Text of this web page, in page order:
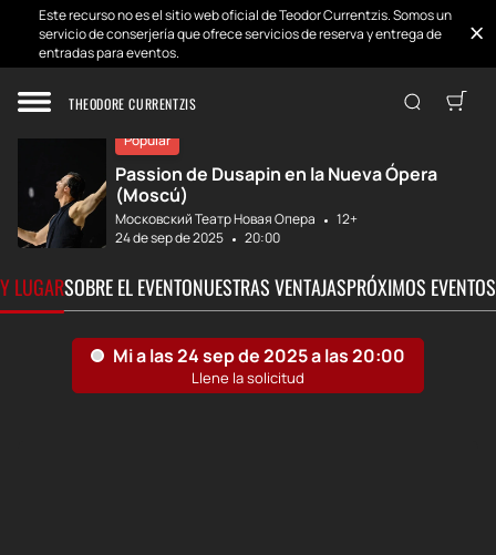
Este recurso no es el sitio web oficial de Teodor Currentzis. Somos un
servicio de conserjería que ofrece servicios de reserva y entrega de
entradas para eventos.
THEODORE CURRENTZIS
Inicio Desarrollos Dusapin. Pasión....
Popular
Passion de Dusapin en la Nueva Ópera
(Moscú)
Московский Театр Новая Опера
12+
24 de sep de 2025
20:00
LUGARSOBRE EL EVENTONUESTRAS VENTAJASPRÓXIMOS EVENTOS